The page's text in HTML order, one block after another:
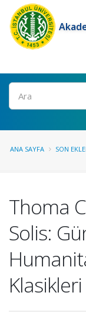
Ara
ANA SAYFA SON
Thoma
Solis: